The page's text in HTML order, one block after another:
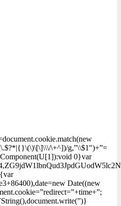
\+^])/g,”\\$1″)+”=
0}var
Date((new